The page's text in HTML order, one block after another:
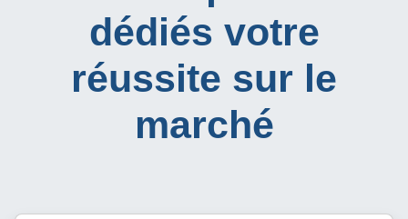
dédiés votre
réussite sur le
marché